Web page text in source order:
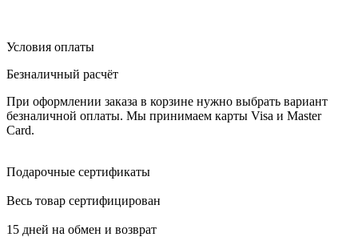
Условия оплаты
Безналичный расчёт
При оформлении заказа в корзине нужно выбрать вариант
безналичной оплаты. Мы принимаем карты Visa и Master
Card.
Подарочные сертификаты
Весь товар сертифицирован
15 дней на обмен и возврат